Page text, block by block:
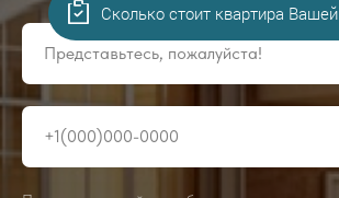
Представьтесь, пожалуйста!
+1(000)000-0000
Сколько стоит квартира